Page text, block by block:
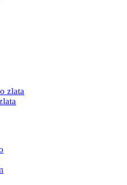
zlata